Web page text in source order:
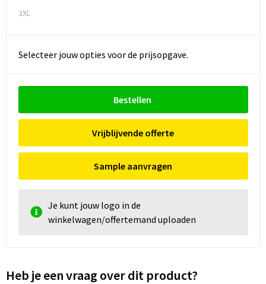
3XL
Selecteer jouw opties voor de prijsopgave.
Bestellen
Vrijblijvende offerte
Sample aanvragen
Je kunt jouw logo in de
winkelwagen/offertemand uploaden
Heb je een vraag over dit product?